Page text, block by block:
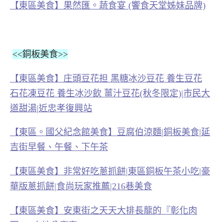
【東區美食】果然匯。蔬食宴 (饗食天堂姊妹品牌)
<<銅板美食>>
【東區美食】庄頭豆花担 黑糖冰沙豆花 養生豆花
石花凍豆花 養生冰沙飲 薑汁豆花(秋冬限定)|市民大
道甜湯|近忠孝復興站
【東區。國父紀念館美食】豆腐伯涼麵|銅板美食|延
吉街早餐、午餐、下午茶
【東區美食】非常好吃蔥抓餅|東區銅板午茶小吃|豪
華版蔥抓餅|食尚玩家推薦|216巷美食
【東區美食】安東街之天天大排長龍的『彰化肉